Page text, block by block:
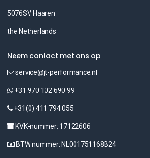
5076SV Haaren
the Netherlands
Neem contact met ons op
service@jt-performance.nl
+31 970 102 690 99
+31(0) 411 794 055
KVK-nummer: 17122606
BTW nummer: NL001751168B24